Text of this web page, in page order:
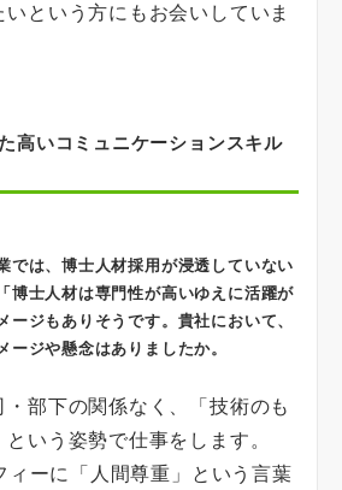
という方にもお会いしていま
高いコミュニケーションスキル
では、博士人材採用が浸透していない
博士人材は専門性が高いゆえに活躍が
ージもありそうです。貴社において、
ージや懸念はありましたか。
部下の関係なく、「技術のも
いう姿勢で仕事をします。
ィーに「人間尊重」という言葉